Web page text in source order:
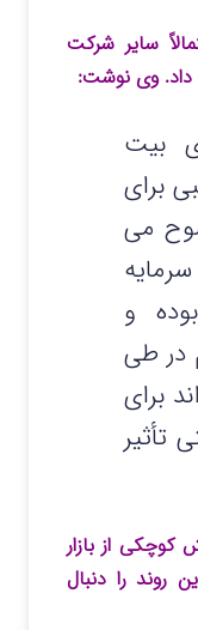
سایر شرکت
داد. وی نوشت:
بیت
برای
می
و
در طی
برای
تأثیر
کوچکی از بازار
روند را دنبال